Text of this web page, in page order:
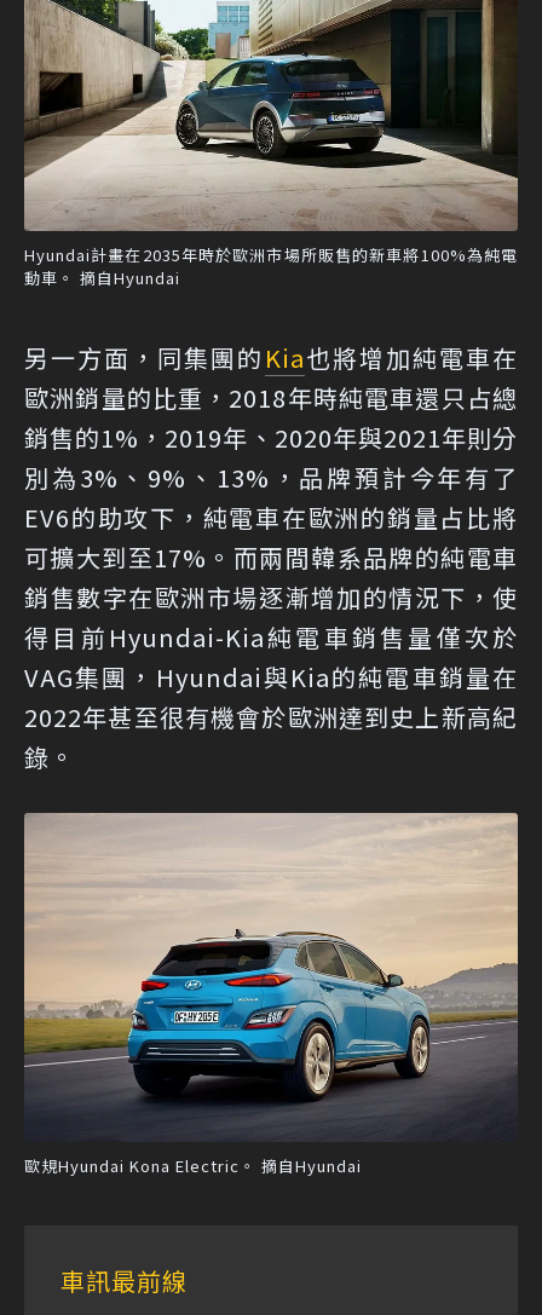
Hyundai計畫在2035年時於歐洲市場所販售的新車將100%為純電
動車。 摘自Hyundai
另一方面，同集團的 Kia也將增加純電車在
歐洲銷量的比重，2018年時純電車還只占總
銷售的1%，2019年、2020年與2021年則分
別為3%、9%、13%，品牌預計今年有了
EV6的助攻下，純電車在歐洲的銷量占比將
可擴大到至17%。而兩間韓系品牌的純電車
銷售數字在歐洲市場逐漸增加的情況下，使
得目前Hyundai-Kia純電車銷售量僅次於
VAG集團，Hyundai與Kia的純電車銷量在
2022年甚至很有機會於歐洲達到史上新高紀
錄。
歐規Hyundai Kona Electric。 摘自Hyundai
車訊最前線